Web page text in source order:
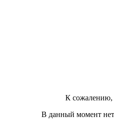
К сожалению,
В данный момент